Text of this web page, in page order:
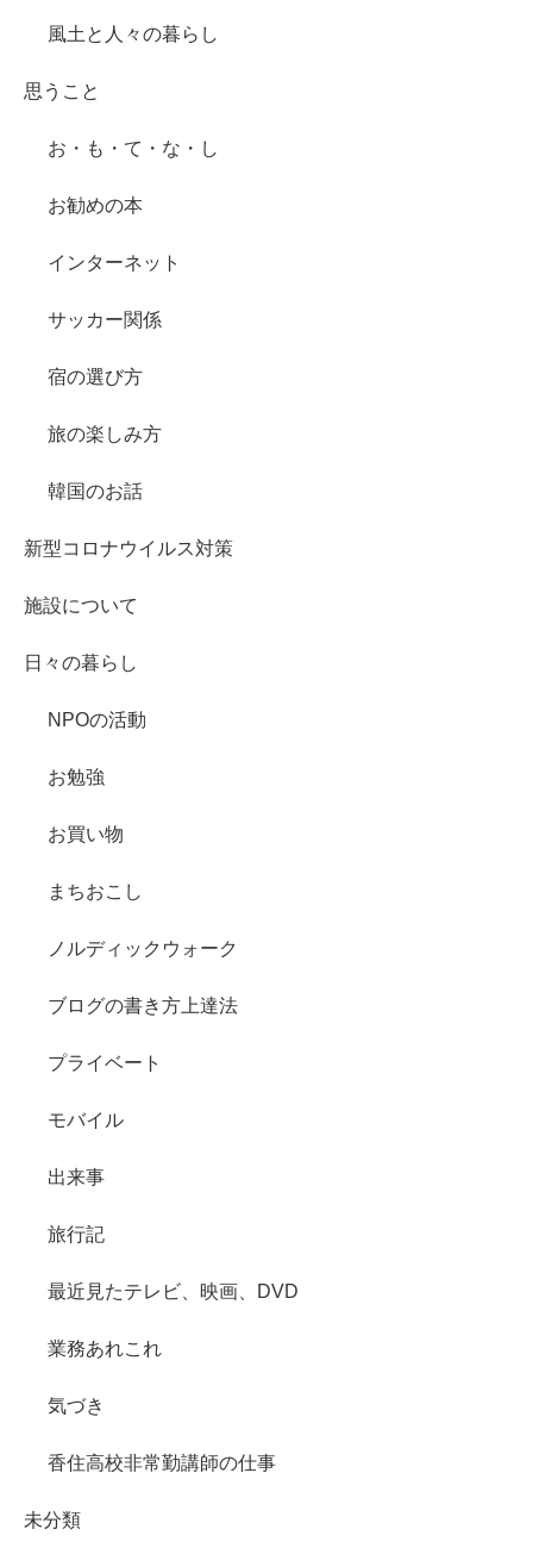
風土と人々の暮らし
思うこと
お・も・て・な・し
お勧めの本
インターネット
サッカー関係
宿の選び方
旅の楽しみ方
韓国のお話
新型コロナウイルス対策
施設について
日々の暮らし
NPOの活動
お勉強
お買い物
まちおこし
ノルディックウォーク
ブログの書き方上達法
プライベート
モバイル
出来事
旅行記
最近見たテレビ、映画、DVD
業務あれこれ
気づき
香住高校非常勤講師の仕事
未分類